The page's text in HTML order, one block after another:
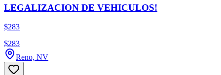
LEGALIZACION DE VEHICULOS!
$283
$283
Reno, NV